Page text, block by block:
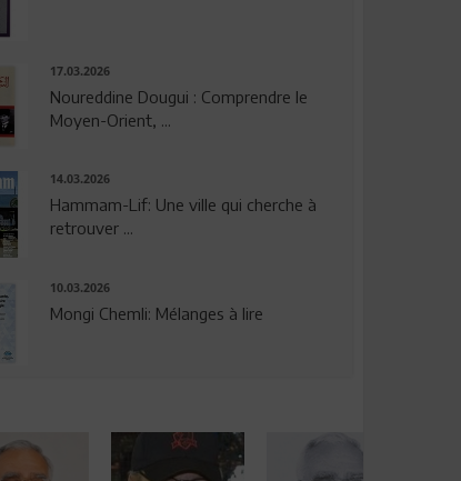
17.03.2026
Noureddine Dougui : Comprendre le
Moyen-Orient, ...
14.03.2026
Hammam-Lif: Une ville qui cherche à
retrouver ...
10.03.2026
Mongi Chemli: Mélanges à lire